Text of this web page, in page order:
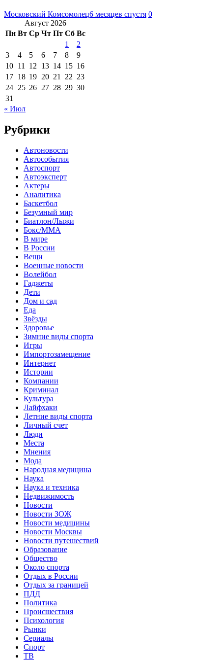
Московский Комсомолец6 месяцев спустя 0
Август 2026
Пн Вт Ср Чт Пт Сб Вс
1
2
3
4 5 6 7 8
9
10 11 12 13 14 15 16
17 18 19 20 21 22 23
24 25 26 27 28 29 30
31
« Июл
Рубрики
Автоновости
Автособытия
Автоспорт
Автоэксперт
Актеры
Аналитика
Баскетбол
Безумный мир
Биатлон/Лыжи
Бокс/MMA
В мире
В России
Вещи
Военные новости
Волейбол
Гаджеты
Дети
Дом и сад
Еда
Звёзды
Здоровье
Зимние виды спорта
Игры
Импортозамещение
Интернет
Истории
Компании
Криминал
Культура
Лайфхаки
Летние виды спорта
Личный счет
Люди
Места
Мнения
Мода
Народная медицина
Наука
Наука и техника
Недвижимость
Новости
Новости ЗОЖ
Новости медицины
Новости Москвы
Новости путешествий
Образование
Общество
Около спорта
Отдых в России
Отдых за границей
ПДД
Политика
Происшествия
Психология
Рынки
Сериалы
Спорт
ТВ